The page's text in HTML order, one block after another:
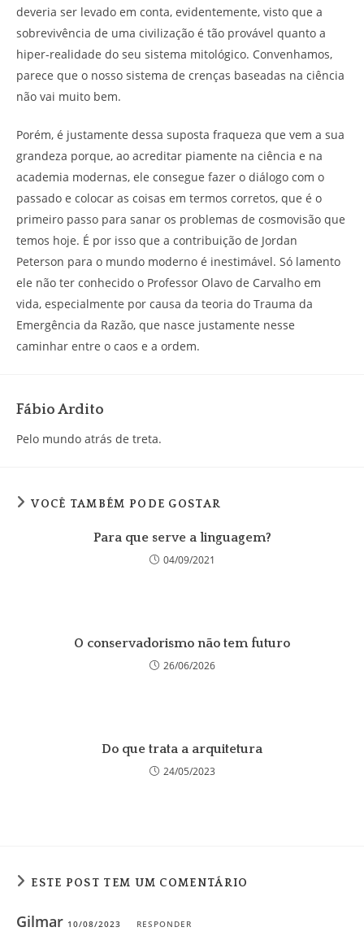
deveria ser levado em conta, evidentemente, visto que a
sobrevivência de uma civilização é tão provável quanto a
hiper-realidade do seu sistema mitológico. Convenhamos,
parece que o nosso sistema de crenças baseadas na ciência
não vai muito bem.
Porém, é justamente dessa suposta fraqueza que vem a sua
grandeza porque, ao acreditar piamente na ciência e na
academia modernas, ele consegue fazer o diálogo com o
passado e colocar as coisas em termos corretos, que é o
primeiro passo para sanar os problemas de cosmovisão que
temos hoje. É por isso que a contribuição de Jordan
Peterson para o mundo moderno é inestimável. Só lamento
ele não ter conhecido o Professor Olavo de Carvalho em
vida, especialmente por causa da teoria do Trauma da
Emergência da Razão, que nasce justamente nesse
caminhar entre o caos e a ordem.
Fábio Ardito
Pelo mundo atrás de treta.
VOCÊ TAMBÉM PODE GOSTAR
Para que serve a linguagem?
04/09/2021
O conservadorismo não tem futuro
26/06/2026
Do que trata a arquitetura
24/05/2023
ESTE POST TEM UM COMENTÁRIO
Gilmar 10/08/2023 RESPONDER